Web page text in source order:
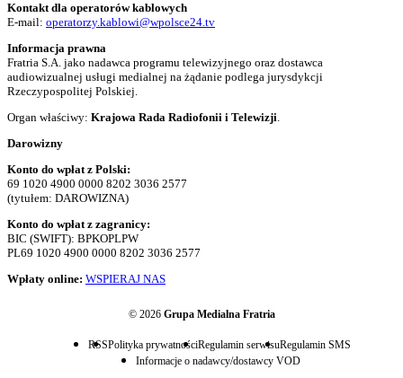
Kontakt dla operatorów kablowych
E-mail: operatorzy.kablowi@wpolsce24.tv
Informacja prawna
Fratria S.A. jako nadawca programu telewizyjnego oraz dostawca
audiowizualnej usługi medialnej na żądanie podlega jurysdykcji
Rzeczypospolitej Polskiej.
Organ właściwy: Krajowa Rada Radiofonii i Telewizji.
Darowizny
Konto do wpłat z Polski:
69 1020 4900 0000 8202 3036 2577
(tytułem: DAROWIZNA)
Konto do wpłat z zagranicy:
BIC (SWIFT): BPKOPLPW
PL69 1020 4900 0000 8202 3036 2577
Wpłaty online: WSPIERAJ NAS
© 2026 Grupa Medialna Fratria
RSSPolityka prywatnościRegulamin serwisuRegulamin SMS
Informacje o nadawcy/dostawcy VOD